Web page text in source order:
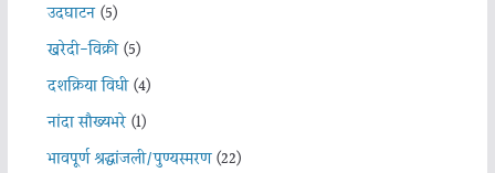
उदघाटन(5)
खरेदी-विक्री(5)
दशक्रिया विधी(4)
नांदा सौख्यभरे(1)
भावपूर्ण श्रद्धांजली/पुण्यस्मरण(22)